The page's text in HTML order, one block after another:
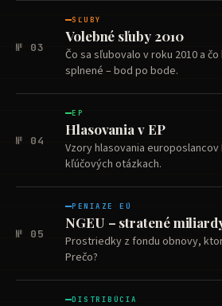
№ 03
SĽUBY
Volebné sľuby 2010
Čo sa sľubovalo v roku 2010 a
splnené – bod po bode.
№ 04
EP
Hlasovania v EP
Vzory hlasovania europoslancov
kľúčových otázkach.
№ 05
PENIAZE EÚ
NGEU – stratené
Prostriedky z fondu obnovy,
Prečo?
DISTRIBÚCIA